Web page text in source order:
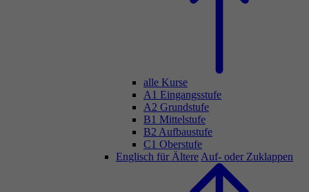
alle Kurse
A1 Eingangsstufe
A2 Grundstufe
B1 Mittelstufe
B2 Aufbaustufe
C1 Oberstufe
Englisch für Ältere Auf- oder Zuklappen